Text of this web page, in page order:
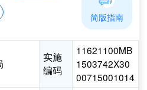
实施
编码
11621100MB
1503742X30
00715001014
简版指南